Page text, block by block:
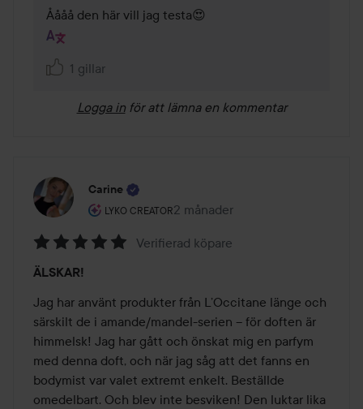
Åååå den här vill jag testa😍
1 gillar
Logga in för att lämna en kommentar
Carine
LYKO CREATOR
Användarens roll: Lyko Creator.
2 månader
Inlägget skapades 2 månader
5
av
5
Verifierad köpare
ÄLSKAR!
Jag har använt produkter från L’Occitane länge och
särskilt de i amande/mandel-serien – för doften är
himmelsk! Jag har gått och önskat mig en parfym
med denna doft, och när jag såg att det fanns en
bodymist var valet extremt enkelt. Beställde
omedelbart. Och blev inte besviken! Den luktar lika